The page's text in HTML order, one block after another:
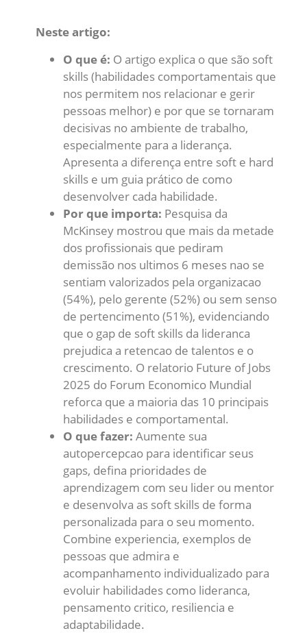
Neste artigo:
O que é: O artigo explica o que são soft
skills (habilidades comportamentais que
nos permitem nos relacionar e gerir
pessoas melhor) e por que se tornaram
decisivas no ambiente de trabalho,
especialmente para a liderança.
Apresenta a diferença entre soft e hard
skills e um guia prático de como
desenvolver cada habilidade.
Por que importa: Pesquisa da
McKinsey mostrou que mais da metade
dos profissionais que pediram
demissão nos ultimos 6 meses nao se
sentiam valorizados pela organizacao
(54%), pelo gerente (52%) ou sem senso
de pertencimento (51%), evidenciando
que o gap de soft skills da lideranca
prejudica a retencao de talentos e o
crescimento. O relatorio Future of Jobs
2025 do Forum Economico Mundial
reforca que a maioria das 10 principais
habilidades e comportamental.
O que fazer: Aumente sua
autopercepcao para identificar seus
gaps, defina prioridades de
aprendizagem com seu lider ou mentor
e desenvolva as soft skills de forma
personalizada para o seu momento.
Combine experiencia, exemplos de
pessoas que admira e
acompanhamento individualizado para
evoluir habilidades como lideranca,
pensamento critico, resiliencia e
adaptabilidade.